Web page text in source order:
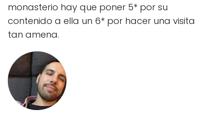
monasterio hay que poner 5* por su
contenido a ella un 6* por hacer una visita
tan amena.